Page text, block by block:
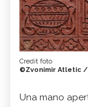
Credit foto
©Zvonimir Atletic /
Una mano